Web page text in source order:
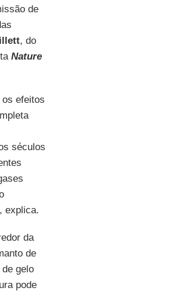
de
, do
Nature
efeitos
séculos
explica.
da
de
gelo
pode